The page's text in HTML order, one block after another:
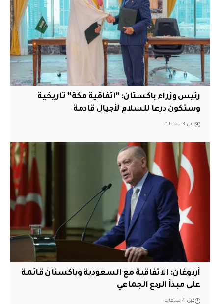
رئيس وزراء باكستان: “اتفاقية مكة” تاريخية
وستكون درعا للسلام لأجيال قادمة
قبل 3 ساعات
أردوغان: الاتفاقية مع السعودية وباكستان قائمة
على مبدأ الردع الجماعي
قبل 4 ساعات